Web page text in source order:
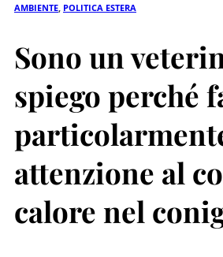
AMBIENTE POLITICA ESTERA
Sono un
spiego perché
attenzione al
calore nel